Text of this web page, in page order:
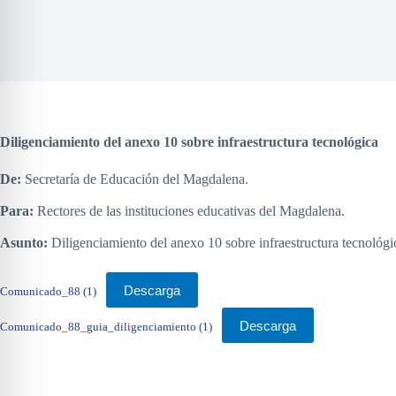
Diligenciamiento del anexo 10 sobre infraestructura tecnológica
De: Secretaría de Educación del Magdalena.
Para: Rectores de las instituciones educativas del Magdalena.
Asunto: Diligenciamiento del anexo 10 sobre infraestructura
Comunicado_88 (1) Descarga
Comunicado_88_guia_diligenciamiento (1) Descarga